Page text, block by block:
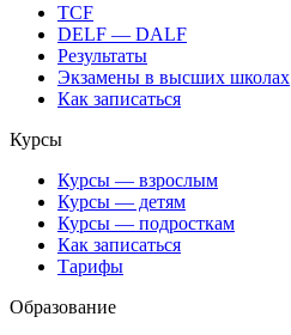
TCF
DELF — DALF
Результаты
Экзамены в высших школах
Как записаться
Курсы
Курсы — взрослым
Курсы — детям
Курсы — подросткам
Как записаться
Тарифы
Образование